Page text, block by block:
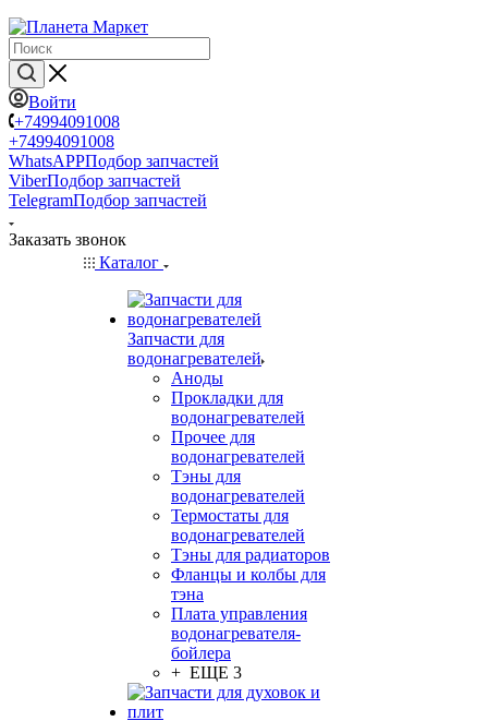
Войти
+74994091008
+74994091008
WhatsAPPПодбор запчастей
ViberПодбор запчастей
TelegramПодбор запчастей
Заказать звонок
Каталог
Запчасти для
водонагревателей
Аноды
Прокладки для
водонагревателей
Прочее для
водонагревателей
Тэны для
водонагревателей
Термостаты для
водонагревателей
Тэны для радиаторов
Фланцы и колбы для
тэна
Плата управления
водонагревателя-
бойлера
+ ЕЩЕ 3